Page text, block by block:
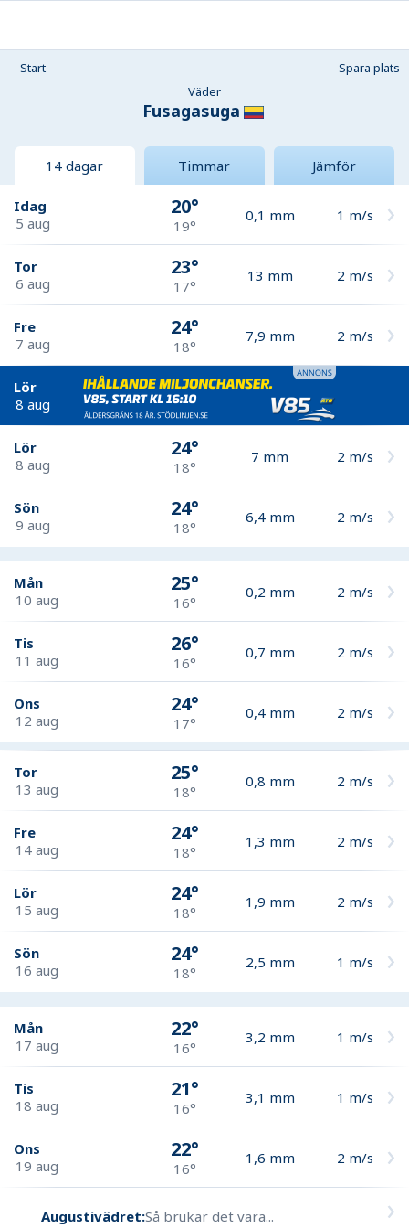
Start
Spara plats
Väder
Fusagasuga
14 dagar Timmar Jämför
Idag
5 aug
20°
19°
0,1 mm 1 m/s
Tor
6 aug
23°
17°
13 mm 2 m/s
Fre
7 aug
24°
18°
7,9 mm 2 m/s
Lör
8 aug
Lör
8 aug
24°
18°
7 mm 2 m/s
Sön
9 aug
24°
18°
6,4 mm 2 m/s
Mån
10 aug
25°
16°
0,2 mm 2 m/s
Tis
11 aug
26°
16°
0,7 mm 2 m/s
Ons
12 aug
24°
17°
0,4 mm 2 m/s
Tor
13 aug
25°
18°
0,8 mm 2 m/s
Fre
14 aug
24°
18°
1,3 mm 2 m/s
Lör
15 aug
24°
18°
1,9 mm 2 m/s
Sön
16 aug
24°
18°
2,5 mm 1 m/s
Mån
17 aug
22°
16°
3,2 mm 1 m/s
Tis
18 aug
21°
16°
3,1 mm 1 m/s
Ons
19 aug
22°
16°
1,6 mm 2 m/s
Augustivädret:Så brukar det vara...